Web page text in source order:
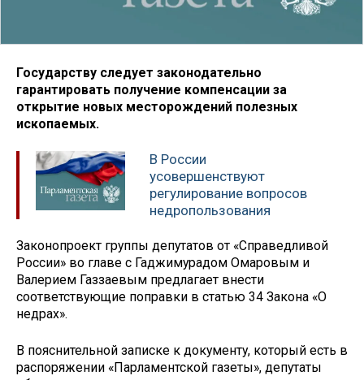
Государству следует законодательно
гарантировать получение компенсации за
открытие новых месторождений полезных
ископаемых.
В России
усовершенствуют
регулирование вопросов
недропользования
Законопроект группы депутатов от «Справедливой
России» во главе с Гаджимурадом Омаровым и
Валерием Газзаевым предлагает внести
соответствующие поправки в статью 34 Закона «О
недрах».
В пояснительной записке к документу, который есть в
распоряжении «Парламентской газеты», депутаты